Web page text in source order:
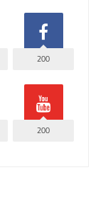
200
200